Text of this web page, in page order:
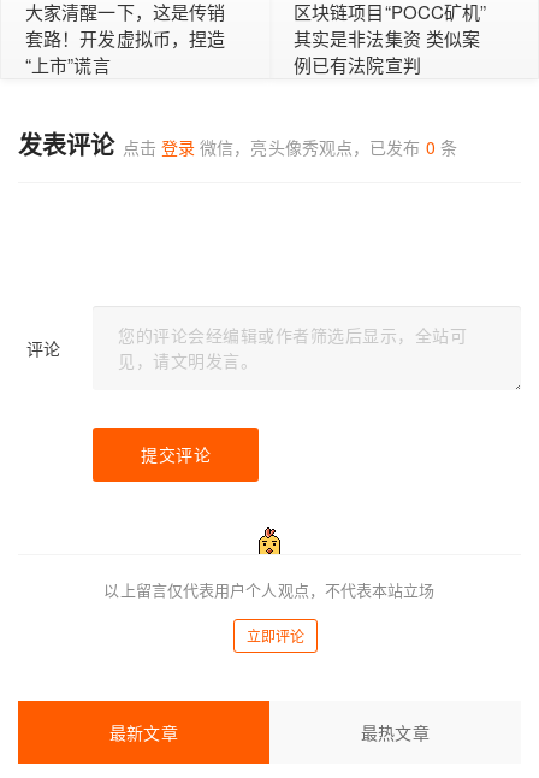
大家清醒一下，这是传销
套路！开发虚拟币，捏造
“上市”谎言
区块链项目“POCC矿机”
其实是非法集资 类似案
例已有法院宣判
发表评论 点击 登录 微信，亮头像秀观点，已发布 0 条
评论
提交评论
立即评论
以上留言仅代表用户个人观点，不代表本站立场
最新文章 最热文章